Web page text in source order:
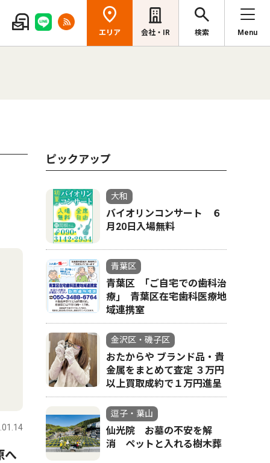
エリア 会社・IR 検索 Menu
へ
ピックアップ
大和
バイオリンコンサート ６
月20日入場無料
青葉区
青葉区 ｢ご自宅での歯科治
療｣ 青葉区在宅歯科医療地
域連携室
金沢区・磯子区
おたからや ブランド品・貴
金属をまとめて査定 ３万円
以上買取成約で１万円進呈
逗子・葉山
仙光院 お墓の不安を解
消 ペットと入れる樹木葬